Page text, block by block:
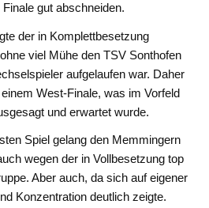
gut abschneiden.
der in Komplettbesetzung
viel Mühe den TSV Sonthofen
aufgelaufen war. Daher
West-Finale, was im Vorfeld
und erwartet wurde.
Spiel gelang den Memmingern
wegen der in Vollbesetzung top
Aber auch, da sich auf eigener
Konzentration deutlich zeigte.